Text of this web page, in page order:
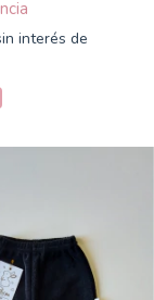
interés de